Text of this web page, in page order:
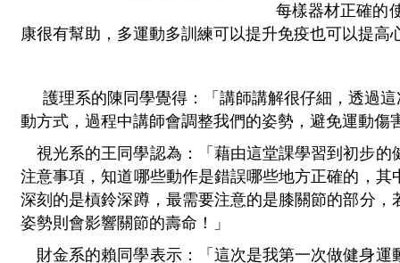
每樣器材正確的
康很有幫助，多運動多訓練可以提升免疫也可以提高
護理系的陳同學覺得：「講師講解很仔細，透過
動方式，過程中講師會調整我們的姿勢，避免運動
視光系的王同學認為 ：「藉由這堂課學習到初步的
注意事項，知道哪些動作是錯誤哪些地方正確的，其
深刻的是槓鈴深蹲，最需要注意的是膝關節的部分，
姿勢則會影響關節的壽命！」
財金系的賴同學表示：「這次是我第一次做健身運